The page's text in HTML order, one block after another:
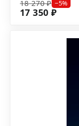
18 270 ₽ −5%
17 350 ₽